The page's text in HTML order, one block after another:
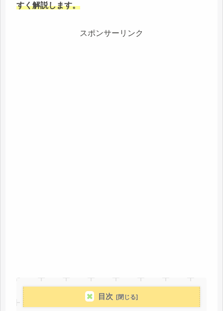
すく解説します。
スポンサーリンク
目次